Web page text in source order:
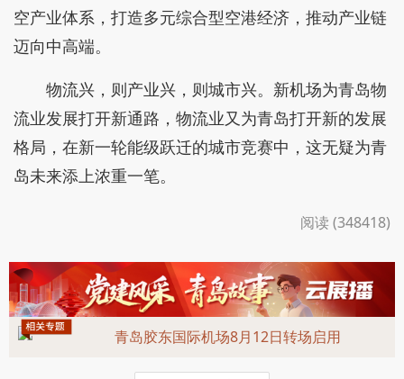
空产业体系，打造多元综合型空港经济，推动产业链
迈向中高端。
物流兴，则产业兴，则城市兴。新机场为青岛物
流业发展打开新通路，物流业又为青岛打开新的发展
格局，在新一轮能级跃迁的城市竞赛中，这无疑为青
岛未来添上浓重一笔。
阅读 (348418)
青岛胶东国际机场8月12日转场启用